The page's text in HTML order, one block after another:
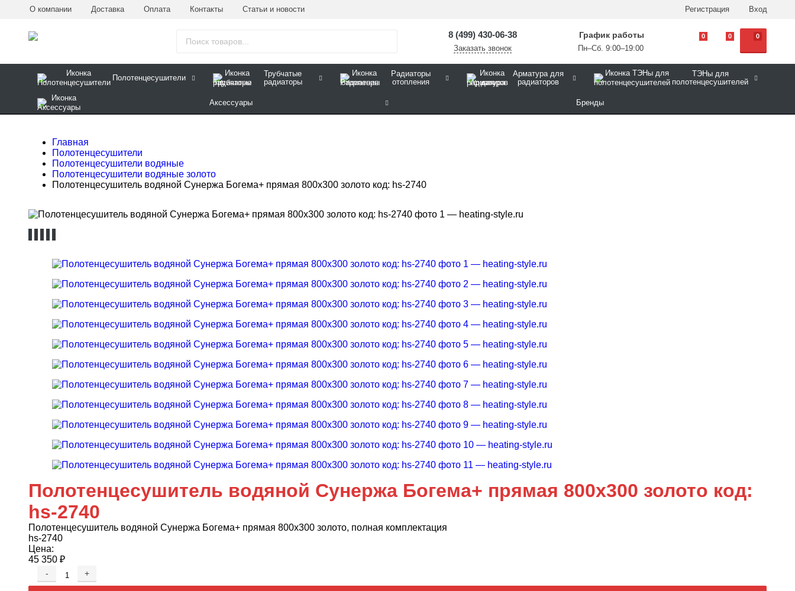
О компании Доставка Оплата Контакты Статьи и новости Регистрация Вход
8 (499) 430-06-38
Заказать звонок
График работы
Пн–Сб. 9:00–19:00
0
0 0
Полотенцесушители
Трубчатые
радиаторы
Радиаторы
отопления
Арматура для
радиаторов
ТЭНы для
полотенцесушителей
Аксессуары Бренды
Главная
Полотенцесушители
Полотенцесушители водяные
Полотенцесушители водяные золото
Полотенцесушитель водяной Сунержа Богема+ прямая 800х300 золото код: hs-2740
Полотенцесушитель водяной Сунержа Богема+ прямая 800х300 золото код:
hs-2740
Полотенцесушитель водяной Сунержа Богема+ прямая 800х300 золото, полная комплектация
hs-2740
Цена:
45 350 ₽
- +